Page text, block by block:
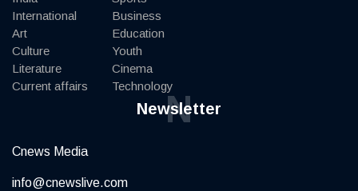
International
Art
Culture
Literature
Current affairs
Business
Education
Youth
Cinema
Technology
Newsletter
N
Cnews Media
info@cnewslive.com